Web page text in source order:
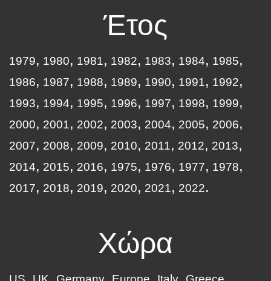
Έτος
1979 1980 1981 1982 1983 1984
1985
1986
1987 1988 1989 1990 1991
1992
1993
1994 1995 1996 1997 1998
1999
2000
2001 2002 2003 2004 2005
2006
2007
2008 2009 2010 2011 2012
2013
2014
2015 2016 1975 1976 1977
1978
2017
2018 2019 2020 2021 2022
Χώρα